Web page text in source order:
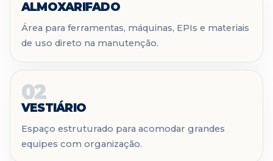
ALMOXARIFADO
Área para ferramentas, máquinas, EPIs e materiais
de uso direto na manutenção.
02
VESTIÁRIO
Espaço estruturado para acomodar grandes
equipes com organização.